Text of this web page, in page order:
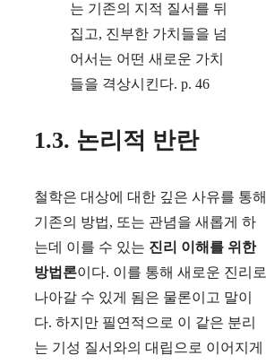
는 기존의 지적 질서를 뒤
집고, 진부한 가치들을 넘
어서는 어떤 새로운 가치
들을 격상시킨다. p. 46
1.3. 논리적 반란
철학은 대상에 대한 깊은 사유를 통해
기존의 방법, 또는 관념을 새롭게 하
는데 이를 수 있는 진리 이해를 위한
방법론이다. 이를 통해 새로운 진리로
나아갈 수 있게 됨은 물론이고 말이
다. 하지만 필연적으로 이 같은 분리
는 기성 질서와의 대립으로 이어지게